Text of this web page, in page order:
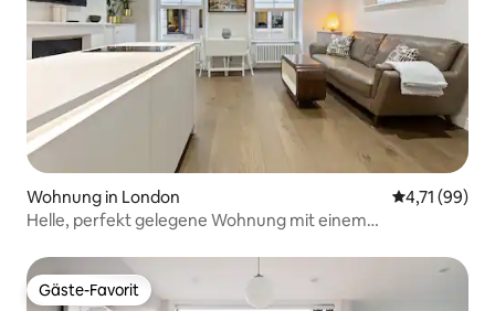
Wohnung in London
4,71 (99)
Helle, perfekt gelegene Wohnung mit einem
Gäste-Favorit
Gäste-Favorit